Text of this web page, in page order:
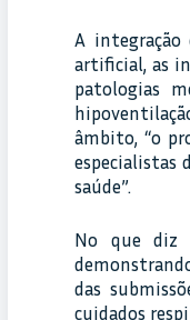
A integração
artificial, as
patologias
âmbito, “o
especialistas
saúde”.
No que diz
das
cuidados